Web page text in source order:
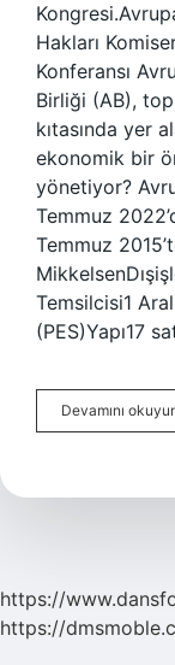
Hakları
Konferansı
Birliği (AB),
kıtasında yer
ekonomik bir
yönetiyor?
Temmuz
Temmuz
Temsilcisi1
(PES)Yapı17
Devamını
https://
https://